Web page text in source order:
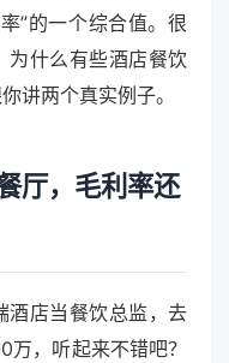
”的一个综合值。很
为什么有些酒店餐饮
讲两个真实例子。
厅，毛利率还
酒店当餐饮总监，去
，听起来不错吧？